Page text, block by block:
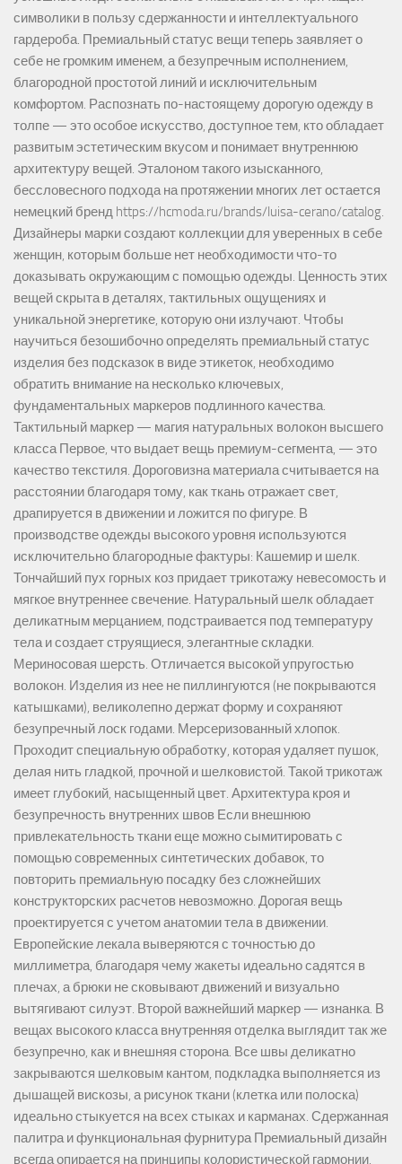
символики в пользу сдержанности и интеллектуального
гардероба. Премиальный статус вещи теперь заявляет о
себе не громким именем, а безупречным исполнением,
благородной простотой линий и исключительным
комфортом. Распознать по-настоящему дорогую одежду в
толпе — это особое искусство, доступное тем, кто обладает
развитым эстетическим вкусом и понимает внутреннюю
архитектуру вещей. Эталоном такого изысканного,
бессловесного подхода на протяжении многих лет остается
немецкий бренд https://hcmoda.ru/brands/luisa-cerano/catalog.
Дизайнеры марки создают коллекции для уверенных в себе
женщин, которым больше нет необходимости что-то
доказывать окружающим с помощью одежды. Ценность этих
вещей скрыта в деталях, тактильных ощущениях и
уникальной энергетике, которую они излучают. Чтобы
научиться безошибочно определять премиальный статус
изделия без подсказок в виде этикеток, необходимо
обратить внимание на несколько ключевых,
фундаментальных маркеров подлинного качества.
Тактильный маркер — магия натуральных волокон высшего
класса Первое, что выдает вещь премиум-сегмента, — это
качество текстиля. Дороговизна материала считывается на
расстоянии благодаря тому, как ткань отражает свет,
драпируется в движении и ложится по фигуре. В
производстве одежды высокого уровня используются
исключительно благородные фактуры: Кашемир и шелк.
Тончайший пух горных коз придает трикотажу невесомость и
мягкое внутреннее свечение. Натуральный шелк обладает
деликатным мерцанием, подстраивается под температуру
тела и создает струящиеся, элегантные складки.
Мериносовая шерсть. Отличается высокой упругостью
волокон. Изделия из нее не пиллингуются (не покрываются
катышками), великолепно держат форму и сохраняют
безупречный лоск годами. Мерсеризованный хлопок.
Проходит специальную обработку, которая удаляет пушок,
делая нить гладкой, прочной и шелковистой. Такой трикотаж
имеет глубокий, насыщенный цвет. Архитектура кроя и
безупречность внутренних швов Если внешнюю
привлекательность ткани еще можно сымитировать с
помощью современных синтетических добавок, то
повторить премиальную посадку без сложнейших
конструкторских расчетов невозможно. Дорогая вещь
проектируется с учетом анатомии тела в движении.
Европейские лекала выверяются с точностью до
миллиметра, благодаря чему жакеты идеально садятся в
плечах, а брюки не сковывают движений и визуально
вытягивают силуэт. Второй важнейший маркер — изнанка. В
вещах высокого класса внутренняя отделка выглядит так же
безупречно, как и внешняя сторона. Все швы деликатно
закрываются шелковым кантом, подкладка выполняется из
дышащей вискозы, а рисунок ткани (клетка или полоска)
идеально стыкуется на всех стыках и карманах. Сдержанная
палитра и функциональная фурнитура Премиальный дизайн
всегда опирается на принципы колористической гармонии.